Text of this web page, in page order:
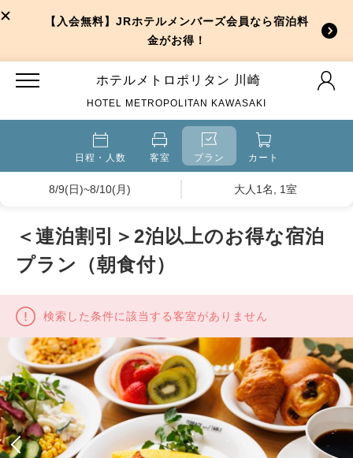
【入会無料】JRホテルメンバーズ会員なら宿泊料
金がお得！
ホテルメトロポリタン 川崎
HOTEL METROPOLITAN KAWASAKI
日程・人数 客室 プラン カート
8/9(日)~8/10(月) 大人1名, 1室
＜連泊割引＞2泊以上のお得な宿泊
プラン（朝食付）
検索した条件に該当する客室がありません